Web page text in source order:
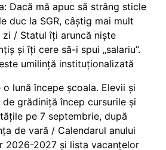
Dacă mă apuc să strâng sticle
duc la SGR, câștig mai mult
/ Statul îți aruncă niște
și îți cere să-i spui „salariu”.
umilință instituționalizată
o lună începe școala. Elevii și
grădiniță încep cursurile și
pe 7 septembrie, după
de vară / Calendarul anului
2026-2027 și lista vacanțelor